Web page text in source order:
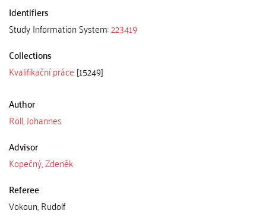
Identifiers
Study Information System:223419
Collections
Kvalifikační práce [15249]
Author
Röll, Johannes
Advisor
Kopečný, Zdeněk
Referee
Vokoun, Rudolf